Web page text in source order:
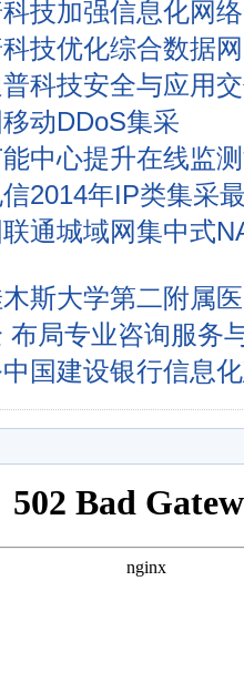
技加强信息化网
技优化综合数据
科技安全与应用
动DDoS集采
中心提升在线监
2014年IP类集采
通城域网集中式
斯大学第二附属
布局专业咨询服务
国建设银行信息